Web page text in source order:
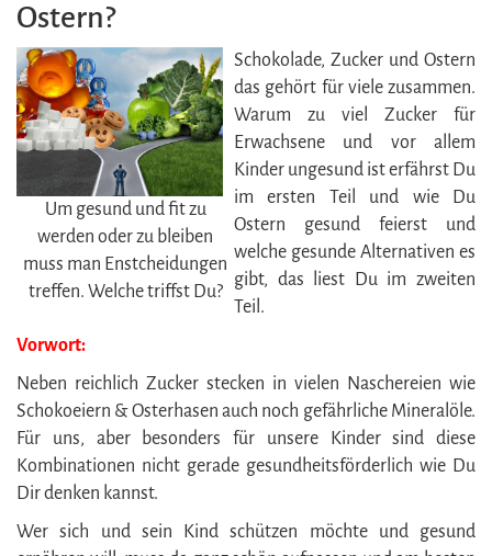
Ostern?
Um gesund und fit zu
werden oder zu bleiben
muss man Enstcheidungen
treffen. Welche triffst Du?
Schokolade, Zucker und Ostern
das gehört für viele zusammen.
Warum zu viel Zucker für
Erwachsene und vor allem
Kinder ungesund ist erfährst Du
im ersten Teil und wie Du
Ostern gesund feierst und
welche gesunde Alternativen es
gibt, das liest Du im zweiten
Teil.
Vorwort:
Neben reichlich Zucker stecken in vielen Naschereien wie
Schokoeiern & Osterhasen auch noch gefährliche Mineralöle.
Für uns, aber besonders für unsere Kinder sind diese
Kombinationen nicht gerade gesundheitsförderlich wie Du
Dir denken kannst.
Wer sich und sein Kind schützen möchte und gesund